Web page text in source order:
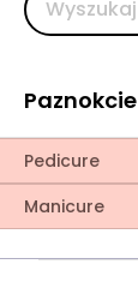
Paznokcie
Pedicure
Manicure